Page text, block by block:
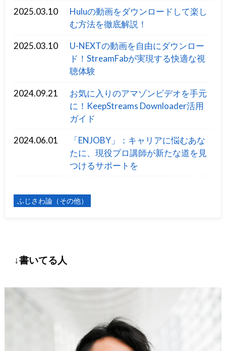
2025.03.10
Huluの動画をダウンロードして楽し
む方法を徹底解説！
2025.03.10
U-NEXTの動画を自由にダウンロー
ド！StreamFabが実現する快適な視
聴体験
2024.09.21
お気に入りのアマゾンビデオを手元
に！KeepStreams Downloader活用
ガイド
2024.06.01
「ENJOBY」：キャリアに悩むあな
たに、現役プロ講師が新たな道を見
つけるサポートを
ふじさわ論（その他）
↓書いてる人